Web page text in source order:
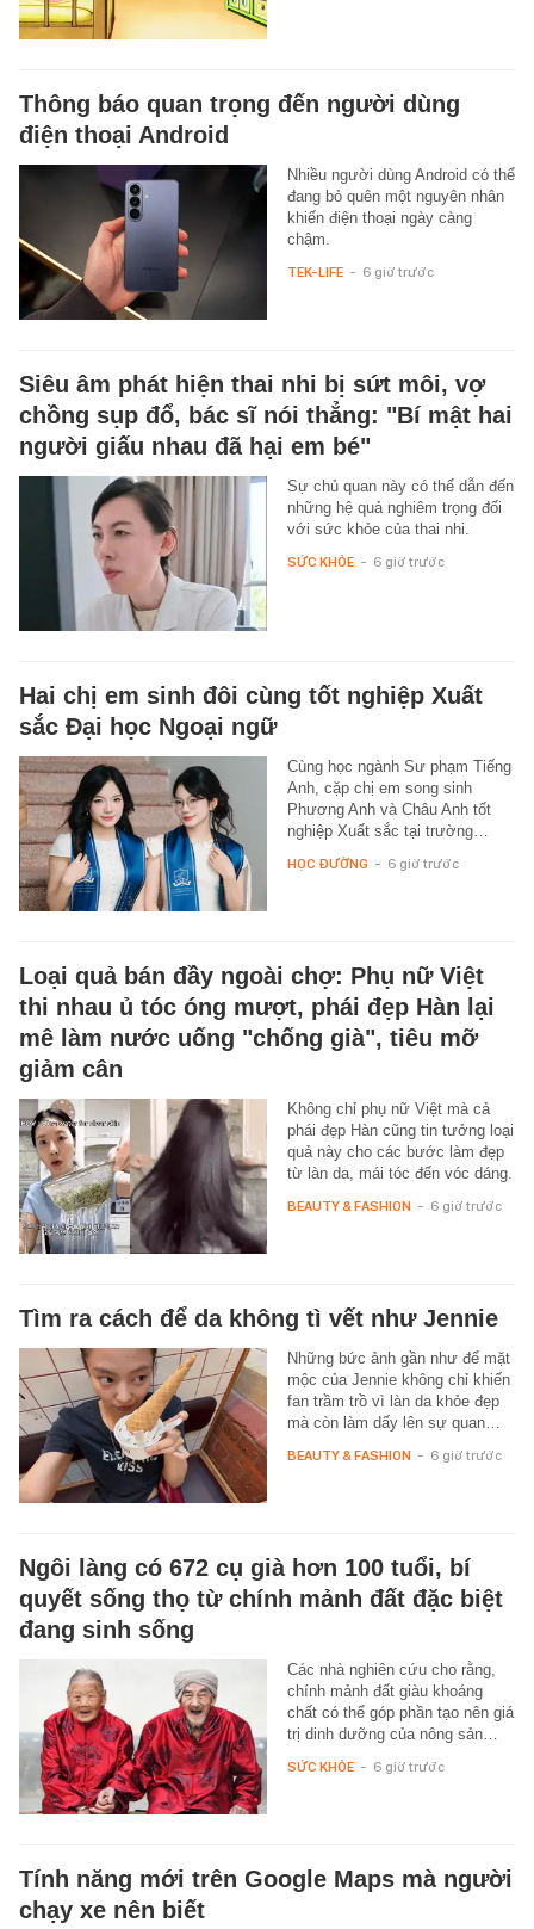
Thông báo quan trọng đến người dùng
điện thoại Android
Nhiều người dùng Android có thể
đang bỏ quên một nguyên nhân
khiến điện thoại ngày càng
chậm.
TEK-LIFE - 6 giờ trước
Siêu âm phát hiện thai nhi bị sứt môi, vợ
chồng sụp đổ, bác sĩ nói thẳng: "Bí mật hai
người giấu nhau đã hại em bé"
Sự chủ quan này có thể dẫn đến
những hệ quả nghiêm trọng đối
với sức khỏe của thai nhi.
SỨC KHỎE - 6 giờ trước
Hai chị em sinh đôi cùng tốt nghiệp Xuất
sắc Đại học Ngoại ngữ
Cùng học ngành Sư phạm Tiếng
Anh, cặp chị em song sinh
Phương Anh và Châu Anh tốt
nghiệp Xuất sắc tại trường…
HỌC ĐƯỜNG - 6 giờ trước
Loại quả bán đầy ngoài chợ: Phụ nữ Việt
thi nhau ủ tóc óng mượt, phái đẹp Hàn lại
mê làm nước uống "chống già", tiêu mỡ
giảm cân
Không chỉ phụ nữ Việt mà cả
phái đẹp Hàn cũng tin tưởng loại
quả này cho các bước làm đẹp
từ làn da, mái tóc đến vóc dáng.
BEAUTY & FASHION - 6 giờ trước
Tìm ra cách để da không tì vết như Jennie
Những bức ảnh gần như để mặt
mộc của Jennie không chỉ khiến
fan trầm trồ vì làn da khỏe đẹp
mà còn làm dấy lên sự quan…
BEAUTY & FASHION - 6 giờ trước
Ngôi làng có 672 cụ già hơn 100 tuổi, bí
quyết sống thọ từ chính mảnh đất đặc biệt
đang sinh sống
Các nhà nghiên cứu cho rằng,
chính mảnh đất giàu khoáng
chất có thể góp phần tạo nên giá
trị dinh dưỡng của nông sản…
SỨC KHỎE - 6 giờ trước
Tính năng mới trên Google Maps mà người
chạy xe nên biết